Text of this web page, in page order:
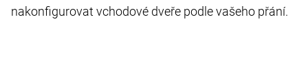
nakonfigurovat vchodové dveře podle vašeho přání.